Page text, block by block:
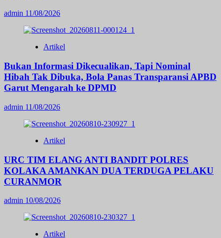
admin 11/08/2026
Artikel
Bukan Informasi Dikecualikan, Tapi Nominal
Hibah Tak Dibuka, Bola Panas Transparansi APBD
Garut Mengarah ke DPMD
admin 11/08/2026
Artikel
URC TIM ELANG ANTI BANDIT POLRES
KOLAKA AMANKAN DUA TERDUGA PELAKU
CURANMOR
admin 10/08/2026
Artikel